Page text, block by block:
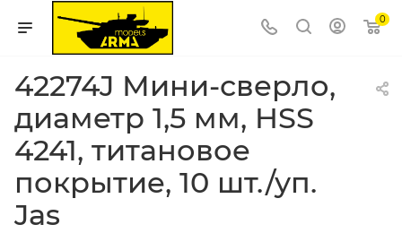
0
42274J Мини-сверло,
диаметр 1,5 мм, HSS
4241, титановое
покрытие, 10 шт./уп.
Jas